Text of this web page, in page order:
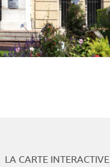
LA CARTE INTERACTIVE